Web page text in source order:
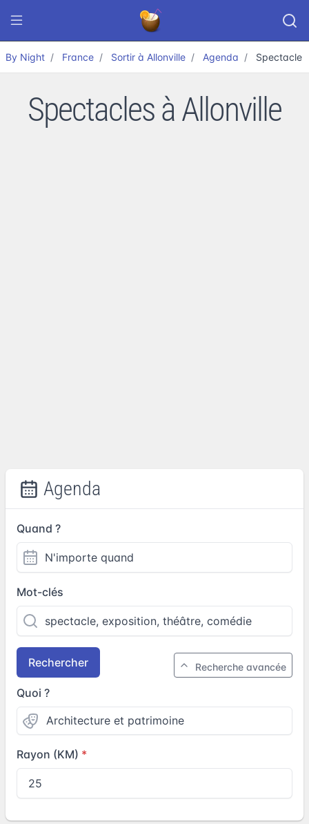
By Night France Sortir à Allonville Agenda Spectacle
Spectacles à Allonville
Agenda
Quand ?
Mot-clés
Rechercher Recherche avancée
Quoi ?
Rayon (KM)